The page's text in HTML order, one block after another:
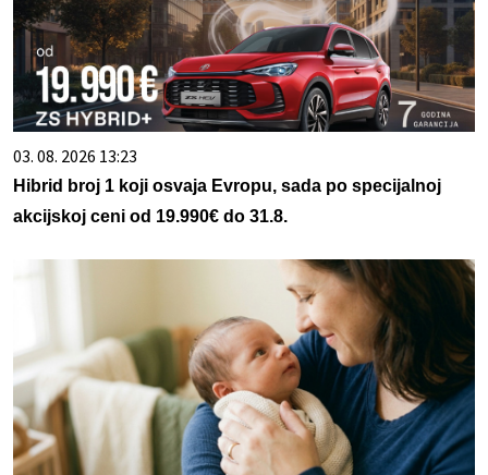
03. 08. 2026 13:23
Hibrid broj 1 koji osvaja Evropu, sada po specijalnoj
akcijskoj ceni od 19.990€ do 31.8.